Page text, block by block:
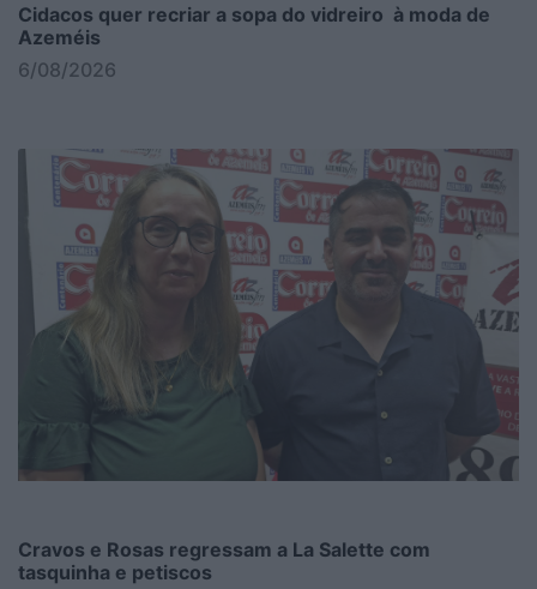
Cidacos quer recriar a sopa do vidreiro à moda de
Azeméis
6/08/2026
Cravos e Rosas regressam a La Salette com
tasquinha e petiscos